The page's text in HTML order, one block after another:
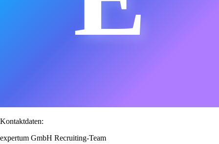
Kontaktdaten:
expertum GmbH Recruiting-Team